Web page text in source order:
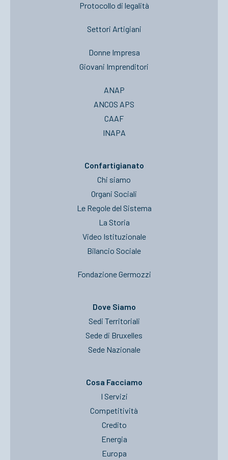
Protocollo di legalità
Settori Artigiani
Donne Impresa
Giovani Imprenditori
ANAP
ANCOS APS
CAAF
INAPA
Confartigianato
Chi siamo
Organi Sociali
Le Regole del Sistema
La Storia
Video Istituzionale
Bilancio Sociale
Fondazione Germozzi
Dove Siamo
Sedi Territoriali
Sede di Bruxelles
Sede Nazionale
Cosa Facciamo
I Servizi
Competitività
Credito
Energia
Europa